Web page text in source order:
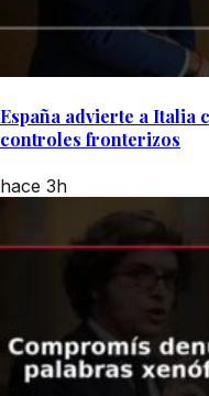
España advierte a Italia
controles fronterizos
hace 3h